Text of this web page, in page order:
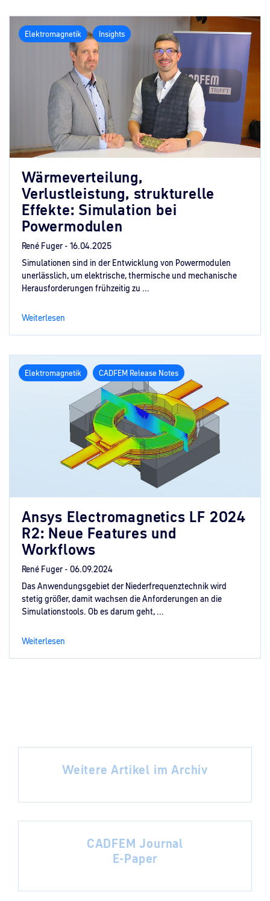
Elektromagnetik Insights
Wärmeverteilung,
Verlustleistung, strukturelle
Effekte: Simulation bei
Powermodulen
René Fuger - 16.04.2025
Simulationen sind in der Entwicklung von Powermodulen
unerlässlich, um elektrische, thermische und mechanische
Herausforderungen frühzeitig zu ...
Weiterlesen
Elektromagnetik CADFEM Release Notes
Ansys Electromagnetics LF 2024
R2: Neue Features und
Workflows
René Fuger - 06.09.2024
Das Anwendungsgebiet der Niederfrequenztechnik wird
stetig größer, damit wachsen die Anforderungen an die
Simulationstools. Ob es darum geht, ...
Weiterlesen
Weitere Artikel im Archiv
CADFEM Journal
E-Paper